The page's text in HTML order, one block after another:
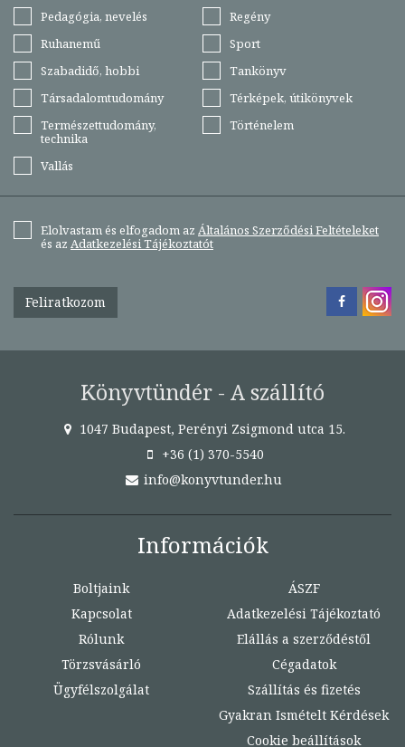
Pedagógia, nevelés
Regény
Ruhanemű
Sport
Szabadidő, hobbi
Tankönyv
Társadalomtudomány
Térképek, útikönyvek
Természettudomány,
technika
Történelem
Vallás
Elolvastam és elfogadom az Általános Szerződési Feltételeket
és az Adatkezelési Tájékoztatót
Feliratkozom
Könyvtündér - A szállító
1047 Budapest, Perényi Zsigmond utca 15.
+36 (1) 370-5540
info@konyvtunder.hu
Információk
Boltjaink
Kapcsolat
Rólunk
Törzsvásárló
Ügyfélszolgálat
ÁSZF
Adatkezelési Tájékoztató
Elállás a szerződéstől
Cégadatok
Szállítás és fizetés
Gyakran Ismételt Kérdések
Cookie beállítások